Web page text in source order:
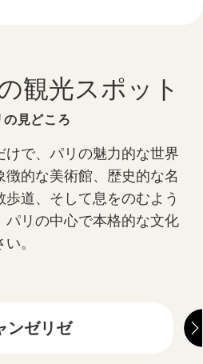
観光スポット
の見どころ
けで、パリの魅力的な世界
的な美術館、歴史的な名
道、そして息をのむよう
パリの中心で本格的な文化
。
ンゼリゼ